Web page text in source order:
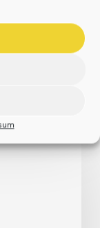
windigen